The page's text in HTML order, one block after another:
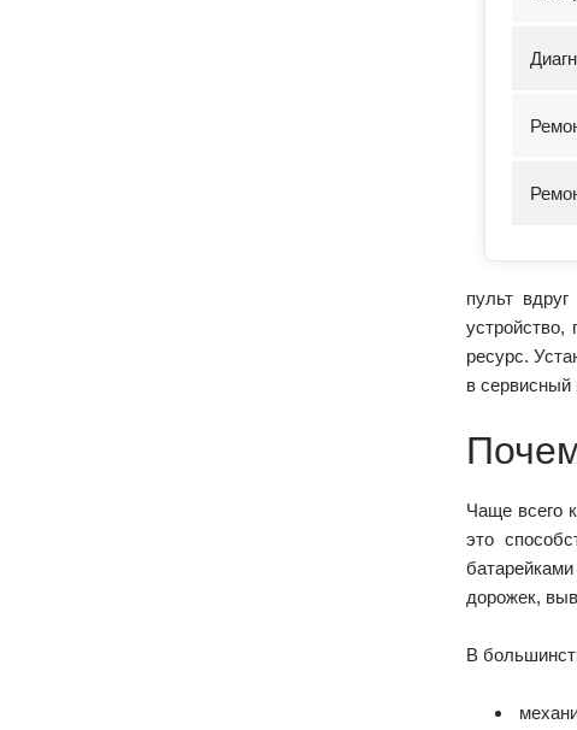
пульт
ресурс.
в сервисный
Чаще всего
это
дорожек,
В